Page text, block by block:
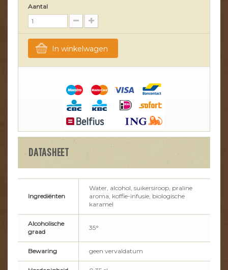
Aantal
In winkelwagen
DATASHEET
Ingrediënten
Water, alcohol, suikersiroop, praline
aroma, koffie-infusie, biologische
karamel
Alcoholische
graad
35°
Bewaring geen vervaldatum